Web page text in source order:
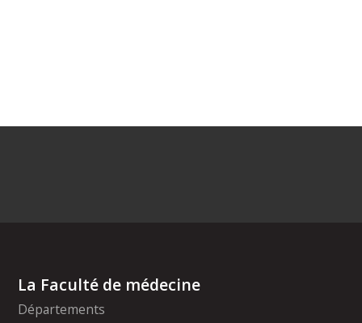
La Faculté de médecine
Départements